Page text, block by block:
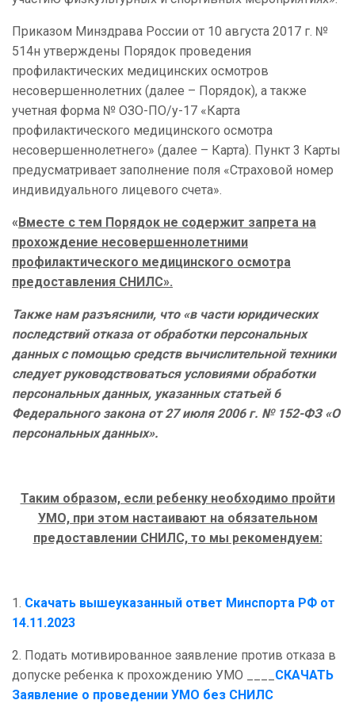
Приказом Минздрава России от 10 августа 2017 г. №
514н утверждены Порядок проведения
профилактических медицинских осмотров
несовершеннолетних (далее – Порядок), а также
учетная форма № ОЗО-ПО/у-17 «Карта
профилактического медицинского осмотра
несовершеннолетнего» (далее – Карта). Пункт 3 Карты
предусматривает заполнение поля «Страховой номер
индивидуального лицевого счета».
«Вместе с тем Порядок не содержит запрета на
прохождение несовершеннолетними
профилактического медицинского осмотра
предоставления СНИЛС».
Также нам разъяснили, что «в части юридических
последствий отказа от обработки персональных
данных с помощью средств вычислительной техники
следует руководствоваться условиями обработки
персональных данных, указанных статьей 6
Федерального закона от 27 июля 2006 г. № 152-ФЗ «О
персональных данных».
Таким образом, если ребенку необходимо пройти
УМО, при этом настаивают на обязательном
предоставлении СНИЛС, то мы рекомендуем:
1. Скачать вышеуказанный ответ Минспорта РФ от
14.11.2023
2. Подать мотивированное заявление против отказа в
допуске ребенка к прохождению УМО ____ СКАЧАТЬ
Заявление о проведении УМО без СНИЛС